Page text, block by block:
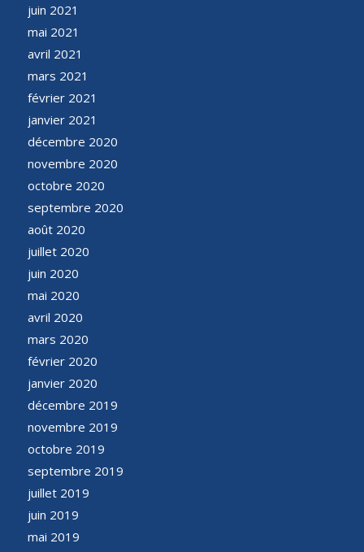
juin 2021
mai 2021
avril 2021
mars 2021
février 2021
janvier 2021
décembre 2020
novembre 2020
octobre 2020
septembre 2020
août 2020
juillet 2020
juin 2020
mai 2020
avril 2020
mars 2020
février 2020
janvier 2020
décembre 2019
novembre 2019
octobre 2019
septembre 2019
juillet 2019
juin 2019
mai 2019